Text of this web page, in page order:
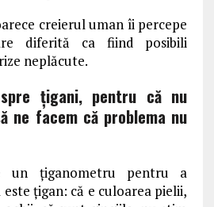
creierul uman îi percepe
diferită ca fiind posibili
neplăcute.
țigani, pentru că nu
ne facem că problema nu
țiganometru pentru a
țigan: că e culoarea pielii,